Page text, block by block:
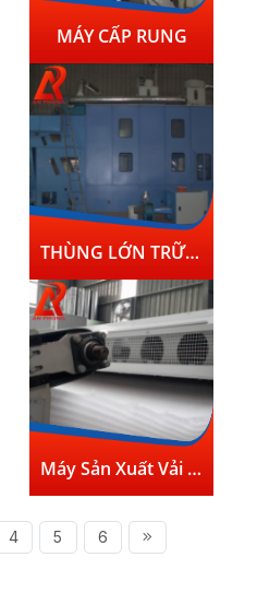
MÁY CẤP RUNG
THÙNG LỚN TRỮ BÔNG
Máy Sản Xuất Vải Địa Kỹ Thuật Tại Việt Nam
4 5 6